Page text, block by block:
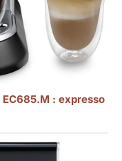
EC685.M : expresso